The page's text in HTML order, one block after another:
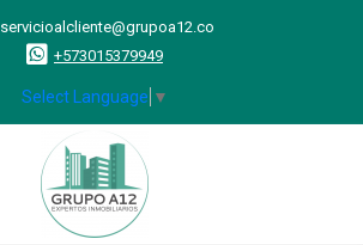
servicioalcliente@grupoa12.co
+573015379949
Select Language ▼